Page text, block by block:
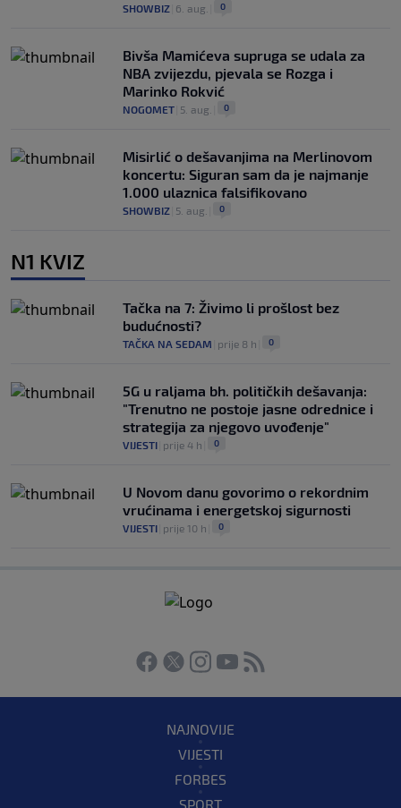
SHOWBIZ 6. aug. 0
Bivša Mamićeva supruga se udala za
NBA zvijezdu, pjevala se Rozga i
Marinko Rokvić
NOGOMET 5. aug. 0
Misirlić o dešavanjima na Merlinovom
koncertu: Siguran sam da je najmanje
1.000 ulaznica falsifikovano
SHOWBIZ 5. aug. 0
N1 KVIZ
Tačka na 7: Živimo li prošlost bez
budućnosti?
TAČKA NA SEDAM prije 8 h 0
5G u raljama bh. političkih dešavanja:
"Trenutno ne postoje jasne odrednice i
strategija za njegovo uvođenje"
VIJESTI prije 4 h 0
U Novom danu govorimo o rekordnim
vrućinama i energetskoj sigurnosti
VIJESTI prije 10 h 0
NAJNOVIJE
VIJESTI
FORBES
SPORT